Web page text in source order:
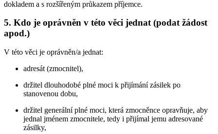
dokladem a s rozšířeným průkazem příjemce.
5. Kdo je oprávněn v této věci jednat (podat žádost
apod.)
V této věci je oprávněn/a jednat:
adresát (zmocnitel),
držitel dlouhodobé plné moci k přijímání zásilek po
stanovenou dobu,
držitel generální plné moci, která zmocněnce opravňuje, aby
jednal jménem zmocnitele, tedy i přijímal jemu adresované
zásilky,